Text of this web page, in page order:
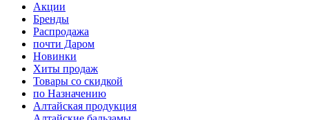
Акции
Бренды
Распродажа
почти Даром
Новинки
Хиты продаж
Товары со скидкой
по Назначению
Алтайская продукция